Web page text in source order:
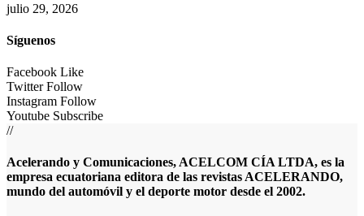
julio 29, 2026
Síguenos
Facebook Like
Twitter Follow
Instagram Follow
Youtube Subscribe
//
Acelerando y Comunicaciones, ACELCOM CÍA LTDA, es la
empresa ecuatoriana editora de las revistas ACELERANDO,
mundo del automóvil y el deporte motor desde el 2002.